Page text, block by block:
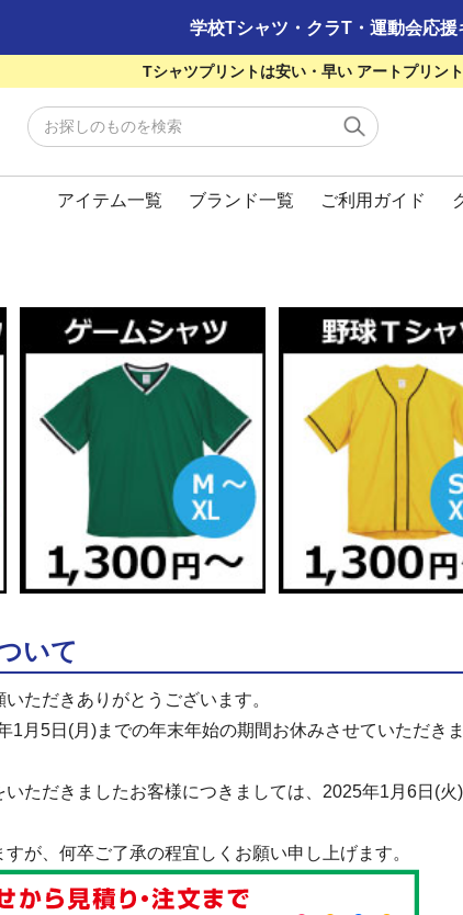
学校Tシャツ・クラT・運動会応
Tシャツプリントは安い・早い アートプリン
アイテム一覧 ブランド一覧 ご利用ガイド
いて
ただきありがとうございます。
1月5日(月)までの年末年始の期間お休みさせていただきま
いただきましたお客様につきましては、2025年1月6日(
が、何卒ご了承の程宜しくお願い申し上げます。